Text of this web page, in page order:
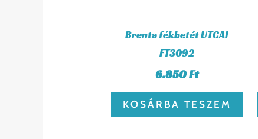
Brenta fékbetét UTCAI
FT3092
6.850Ft
KOSÁRBA TESZEM